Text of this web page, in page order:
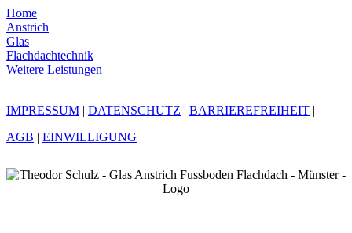
Home
Anstrich
Glas
Flachdachtechnik
Weitere Leistungen
IMPRESSUM | DATENSCHUTZ | BARRIEREFREIHEIT |
AGB | EINWILLIGUNG